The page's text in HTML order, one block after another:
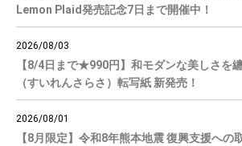
Lemon Plaid発売記念7日まで開催中！
2026/08/03
【8/4日まで★990円】和モダンな美しさを
（すいれんさらさ）転写紙 新発売！
2026/08/01
【8月限定】令和8年熊本地震 復興支援への